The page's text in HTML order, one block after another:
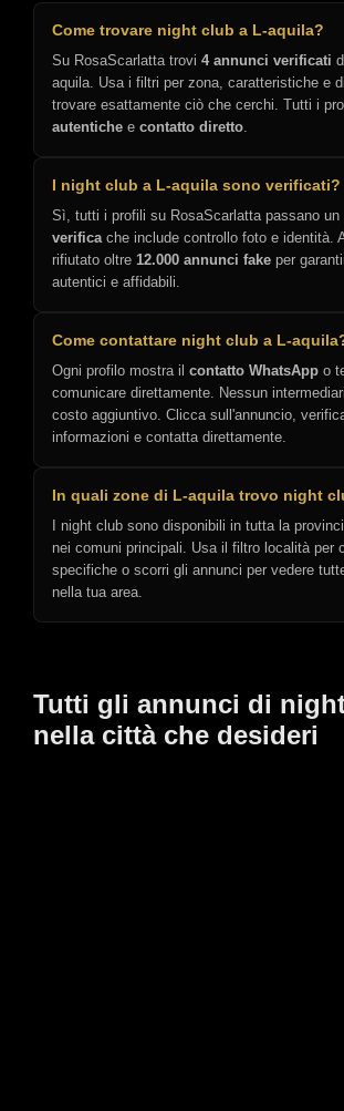
Come trovare night club a L-aquila?
Su RosaScarlatta trovi 4 annunci verificati
aquila. Usa i filtri per zona, caratteristiche e
trovare esattamente ciò che cerchi. Tutti i
autentiche e contatto diretto
I night club a L-aquila sono verificati?
Sì, tutti i profili su RosaScarlatta passano un
verifica che include controllo foto e identità.
rifiutato oltre 12.000 annunci fake per
autentici e affidabili.
Come contattare night club a L-
Ogni profilo mostra il contatto WhatsApp o
comunicare direttamente. Nessun
costo aggiuntivo. Clicca sull'annuncio,
informazioni e contatta direttamente.
In quali zone di L-aquila trovo night
I night club sono disponibili in tutta la
nei comuni principali. Usa il filtro località per
specifiche o scorri gli annunci per vedere
nella tua area.
Tutti gli annunci di
nella città che desideri